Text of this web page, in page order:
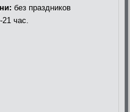
без праздников
21 час.